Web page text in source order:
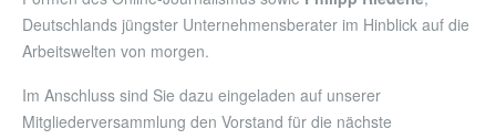
Deutschlands jüngster Unternehmensberater im Hinblick auf die
Arbeitswelten von morgen.
Im Anschluss sind Sie dazu eingeladen auf unserer
Mitgliederversammlung den Vorstand für die nächste